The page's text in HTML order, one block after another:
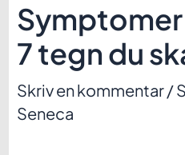
7 tegn du
Skriv en kommentar/
Seneca